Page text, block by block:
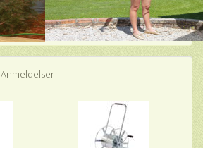
Anmeldelser